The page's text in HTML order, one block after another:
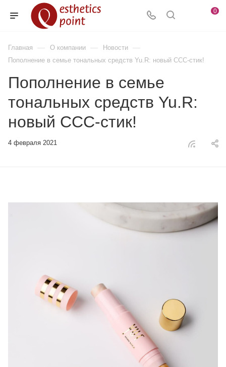
0
Главная — О компании — Новости —
Пополнение в семье тональных средств Yu.R: новый ССС-стик!
Пополнение в семье
тональных средств Yu.R:
новый ССС-стик!
4 февраля 2021